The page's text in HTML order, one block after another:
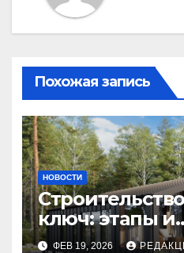
Похожая запись
НОВОСТИ
ключ: этапы и
ФЕВ 19, 2026